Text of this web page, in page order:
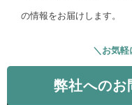
の情報をお届けします。
＼お気軽
弊社へのお